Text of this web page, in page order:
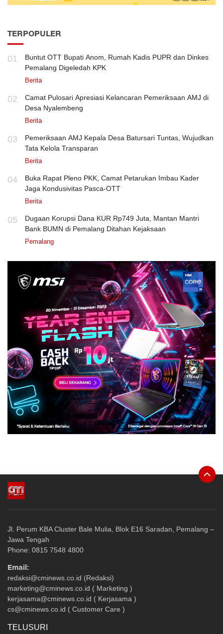
TERPOPULER
01
Buntut OTT Bupati Anom, Rumah Kadis PUPR dan Dinkes
Pemalang Digeledah KPK
Berita
02
Camat Pulosari Apresiasi Kelancaran Pemeriksaan AMJ di
Desa Nyalembeng
Berita
03
Pemeriksaan AMJ Kepala Desa Batursari Tuntas, Wujudkan
Tata Kelola Transparan
Berita
04
Buka Rapat Pleno PKK, Camat Petarukan Imbau Kader
Jaga Kondusivitas Pasca-OTT
Berita
05
Dugaan Korupsi Dana KUR Rp749 Juta, Mantan Mantri
Bank BUMN di Pemalang Ditahan Kejaksaan
Pemalang
Jl. Perum KBA Cluster Bale Mulia, Blok E16 Saradan, Pemalang –
Jawa Tengah
Phone: 0815 7548 4800
Email:
redaksi@cminews.co.id (Redaksi)
marketing@cminews.co.id ( Marketing )
kerjasama@cminews.co.id ( Kerjasama )
cs@cminews.co.id ( Customer Care )
TELUSURI